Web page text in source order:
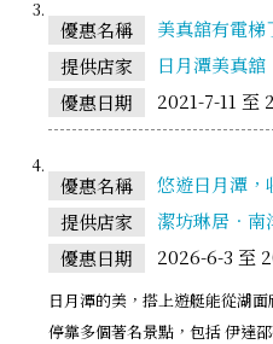
優惠名稱
美真舘有電梯
提供店家
日月潭美真舘
優惠日期
2021-7-11 至
優惠名稱
悠遊日月潭，
提供店家
潔坊琳居．南
優惠日期
2026-6-3 至
日月潭的美，搭上遊艇能從湖
停靠多個著名景點，包括 伊達